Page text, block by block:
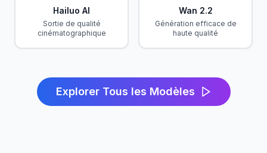
Hailuo AI
Sortie de qualité
cinématographique
Wan 2.2
Génération efficace de
haute qualité
Explorer Tous les Modèles